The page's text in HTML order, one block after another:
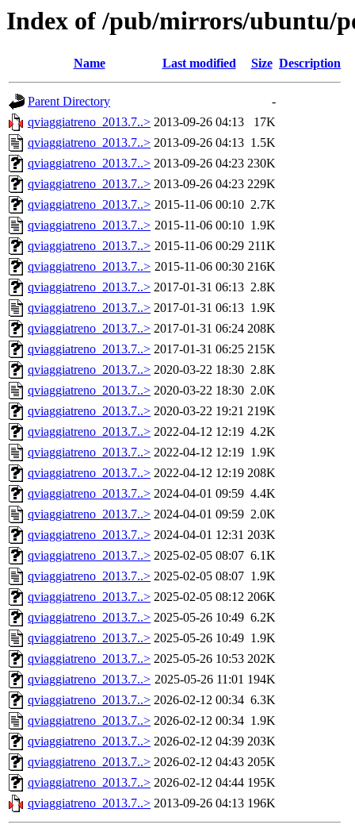
Index of /pub/mirrors/ubuntu/
Name Last modified Size Description
Parent Directory
-
qviaggiatreno_2013.7..> 2013-09-26 04:13
17K
qviaggiatreno_2013.7..> 2013-09-26 04:13 1.5K
qviaggiatreno_2013.7..> 2013-09-26 04:23 230K
qviaggiatreno_2013.7..> 2013-09-26 04:23 229K
qviaggiatreno_2013.7..> 2015-11-06 00:10 2.7K
qviaggiatreno_2013.7..> 2015-11-06 00:10 1.9K
qviaggiatreno_2013.7..> 2015-11-06 00:29 211K
qviaggiatreno_2013.7..> 2015-11-06 00:30 216K
qviaggiatreno_2013.7..> 2017-01-31 06:13 2.8K
qviaggiatreno_2013.7..> 2017-01-31 06:13 1.9K
qviaggiatreno_2013.7..> 2017-01-31 06:24 208K
qviaggiatreno_2013.7..> 2017-01-31 06:25 215K
qviaggiatreno_2013.7..> 2020-03-22 18:30 2.8K
qviaggiatreno_2013.7..> 2020-03-22 18:30 2.0K
qviaggiatreno_2013.7..> 2020-03-22 19:21 219K
qviaggiatreno_2013.7..> 2022-04-12 12:19 4.2K
qviaggiatreno_2013.7..> 2022-04-12 12:19 1.9K
qviaggiatreno_2013.7..> 2022-04-12 12:19 208K
qviaggiatreno_2013.7..> 2024-04-01 09:59 4.4K
qviaggiatreno_2013.7..> 2024-04-01 09:59 2.0K
qviaggiatreno_2013.7..> 2024-04-01 12:31 203K
qviaggiatreno_2013.7..> 2025-02-05 08:07 6.1K
qviaggiatreno_2013.7..> 2025-02-05 08:07 1.9K
qviaggiatreno_2013.7..> 2025-02-05 08:12 206K
qviaggiatreno_2013.7..> 2025-05-26 10:49 6.2K
qviaggiatreno_2013.7..> 2025-05-26 10:49 1.9K
qviaggiatreno_2013.7..> 2025-05-26 10:53 202K
qviaggiatreno_2013.7..> 2025-05-26 11:01 194K
qviaggiatreno_2013.7..> 2026-02-12 00:34 6.3K
qviaggiatreno_2013.7..> 2026-02-12 00:34 1.9K
qviaggiatreno_2013.7..> 2026-02-12 04:39 203K
qviaggiatreno_2013.7..> 2026-02-12 04:43 205K
qviaggiatreno_2013.7..> 2026-02-12 04:44 195K
qviaggiatreno_2013.7..> 2013-09-26 04:13 196K